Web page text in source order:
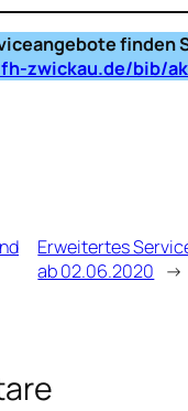
finden
zwickau.de/bib/
Erweitertes
ab 02.06.2020 →